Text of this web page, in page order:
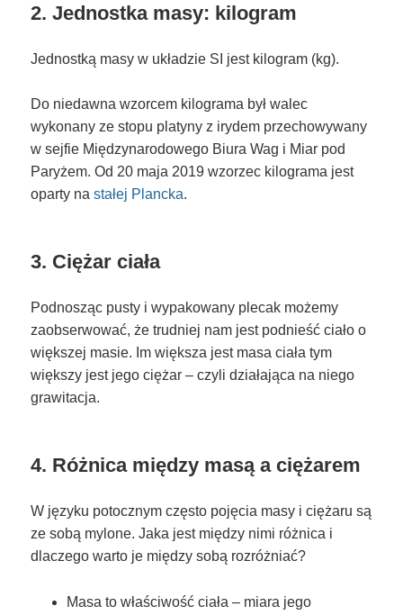
2. Jednostka masy: kilogram
Jednostką masy w układzie SI jest kilogram (kg).
Do niedawna wzorcem kilograma był walec
wykonany ze stopu platyny z irydem przechowywany
w sejfie Międzynarodowego Biura Wag i Miar pod
Paryżem. Od 20 maja 2019 wzorzec kilograma jest
oparty nastałej Plancka.
3. Ciężar ciała
Podnosząc pusty i wypakowany plecak możemy
zaobserwować, że trudniej nam jest podnieść ciało o
większej masie. Im większa jest masa ciała tym
większy jest jego ciężar – czyli działająca na niego
grawitacja.
4. Różnica między masą a ciężarem
W języku potocznym często pojęcia masy i ciężaru są
ze sobą mylone. Jaka jest między nimi różnica i
dlaczego warto je między sobą rozróżniać?
Masa to właściwość ciała – miara jego